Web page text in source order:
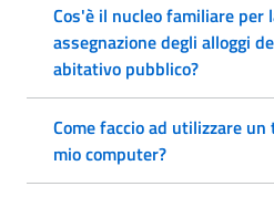
Cos'è il nucleo familiare per
assegnazione degli alloggi
abitativo pubblico?
Come faccio ad utilizzare un
mio computer?